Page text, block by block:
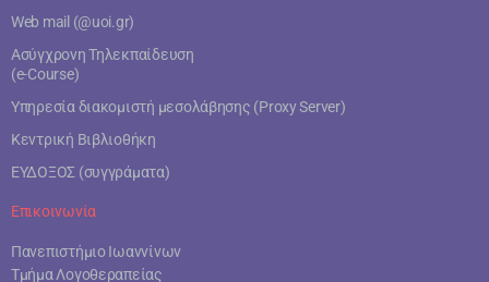
Web mail (@uoi.gr)
Ασύγχρονη Τηλεκπαίδευση
(e-Course)
Υπηρεσία διακομιστή μεσολάβησης (Proxy Server)
Κεντρική Βιβλιοθήκη
ΕΥΔΟΞΟΣ (συγγράματα)
Επικοινωνία
Πανεπιστήμιο Ιωαννίνων
Τμήμα Λογοθεραπείας